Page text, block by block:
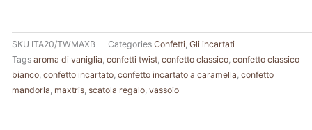
SKU ITA20/TWMAXB Categories Confetti Gli incartati
Tags aroma di vaniglia confetti twist confetto classico confetto classico
bianco confetto incartato confetto incartato a caramella confetto
mandorla maxtris scatola regalo vassoio